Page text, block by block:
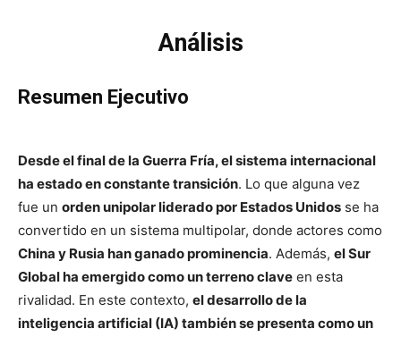
Análisis
Resumen Ejecutivo
Desde el final de la Guerra Fría, el sistema internacional
ha estado en constante transición. Lo que alguna vez
fue un orden unipolar liderado por Estados Unidos se ha
convertido en un sistema multipolar, donde actores como
China y Rusia han ganado prominencia. Además, el Sur
Global ha emergido como un terreno clave en esta
rivalidad. En este contexto, el desarrollo de la
inteligencia artificial (IA) también se presenta como un